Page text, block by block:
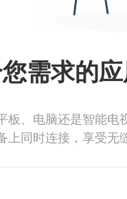
需求的
、电脑还是智能电
同时连接，享受无